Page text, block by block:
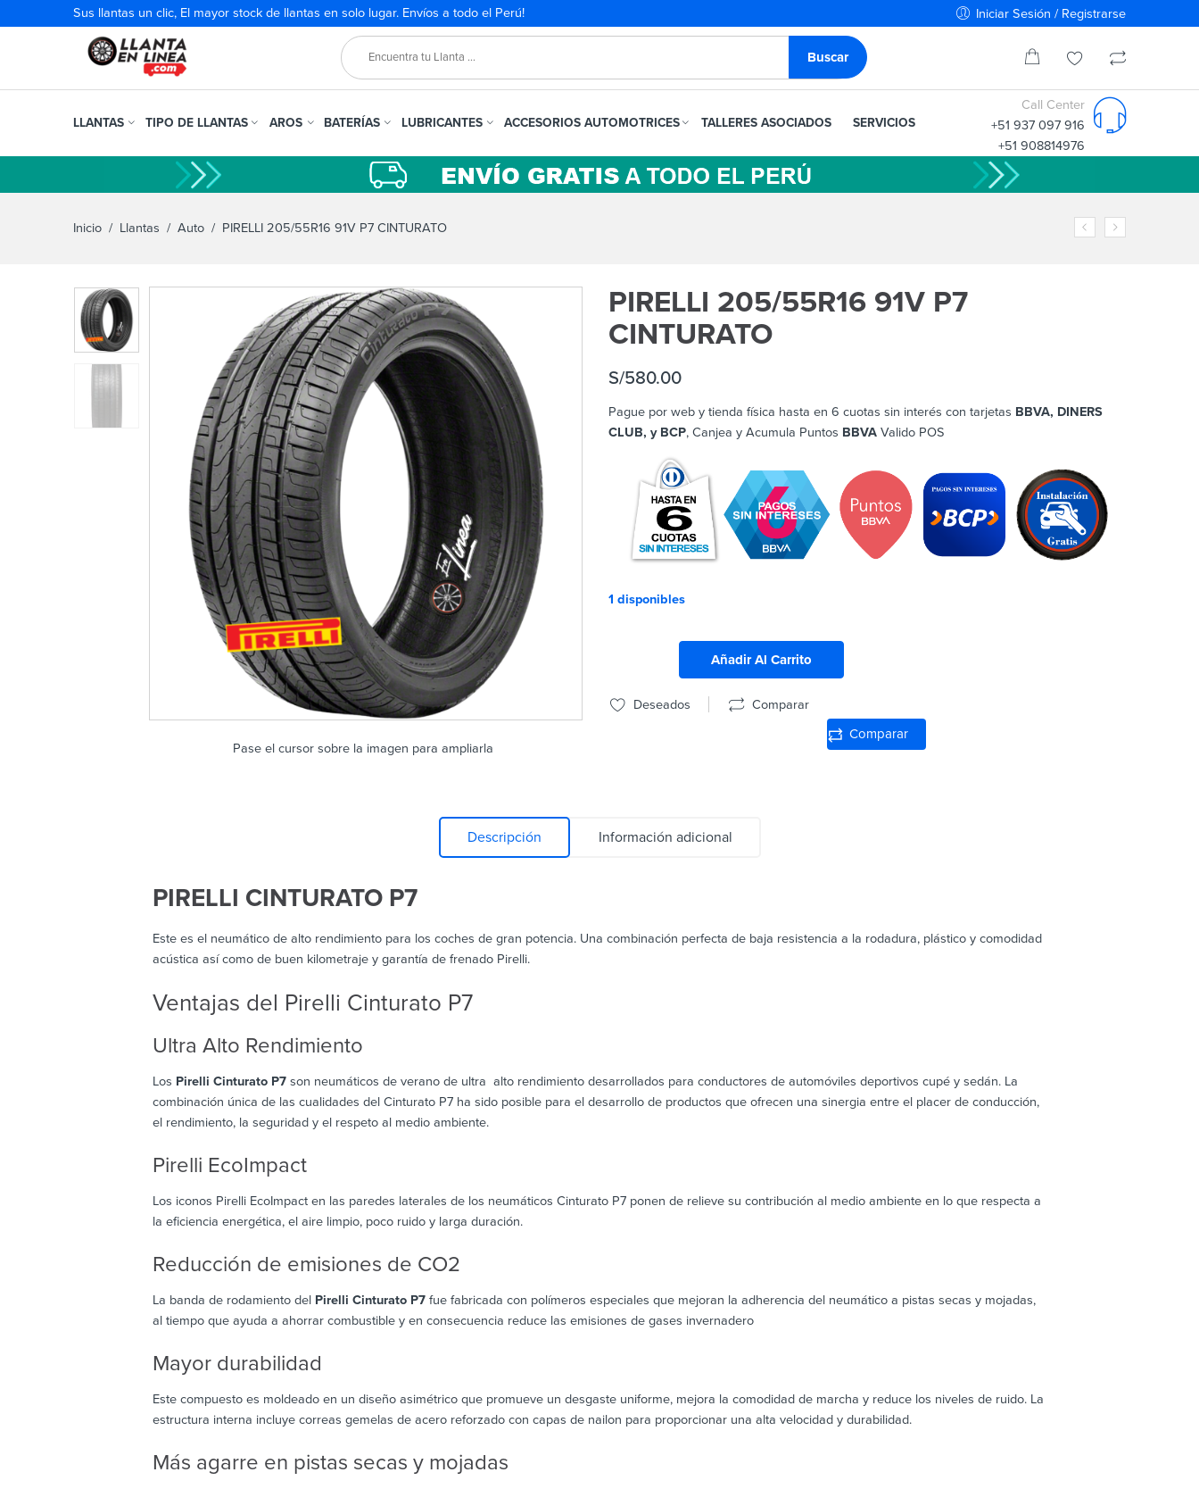
Sus llantas un clic, El mayor stock de llantas en solo lugar. Envíos a todo el Perú! Iniciar Sesión / Registrarse
LLANTAS TIPO DE LLANTAS AROS BATERÍAS LUBRICANTES ACCESORIOS AUTOMOTRICES TALLERES ASOCIADOS SERVICIOS
Call Center
+51 937 097 916
+51 908814976
Inicio / Llantas / Auto / PIRELLI 205/55R16 91V P7 CINTURATO
Pase el cursor sobre la imagen para ampliarla
PIRELLI 205/55R16 91V P7
CINTURATO
S/580.00
Pague por web y tienda física hasta en 6 cuotas sin interés con tarjetas BBVA, DINERS
CLUB, y BCP, Canjea y Acumula Puntos BBVA Valido POS
1 disponibles
Añadir Al Carrito
Deseados Comparar
Comparar
Descripción Información adicional
PIRELLI CINTURATO P7
Este es el neumático de alto rendimiento para los coches de gran potencia. Una combinación perfecta de baja resistencia a la rodadura, plástico y comodidad
acústica así como de buen kilometraje y garantía de frenado Pirelli.
Ventajas del Pirelli Cinturato P7
Ultra Alto Rendimiento
Los Pirelli Cinturato P7son neumáticos de verano de ultra alto rendimiento desarrollados para conductores de automóviles deportivos cupé y sedán. La
combinación única de las cualidades del Cinturato P7 ha sido posible para el desarrollo de productos que ofrecen una sinergia entre el placer de conducción,
el rendimiento, la seguridad y el respeto al medio ambiente.
Pirelli EcoImpact
Los iconos Pirelli EcoImpact en las paredes laterales de los neumáticos Cinturato P7 ponen de relieve su contribución al medio ambiente en lo que respecta a
la eficiencia energética, el aire limpio, poco ruido y larga duración.
Reducción de emisiones de CO2
La banda de rodamiento del Pirelli Cinturato P7fue fabricada con polímeros especiales que mejoran la adherencia del neumático a pistas secas y mojadas,
al tiempo que ayuda a ahorrar combustible y en consecuencia reduce las emisiones de gases invernadero
Mayor durabilidad
Este compuesto es moldeado en un diseño asimétrico que promueve un desgaste uniforme, mejora la comodidad de marcha y reduce los niveles de ruido. La
estructura interna incluye correas gemelas de acero reforzado con capas de nailon para proporcionar una alta velocidad y durabilidad.
Más agarre en pistas secas y mojadas